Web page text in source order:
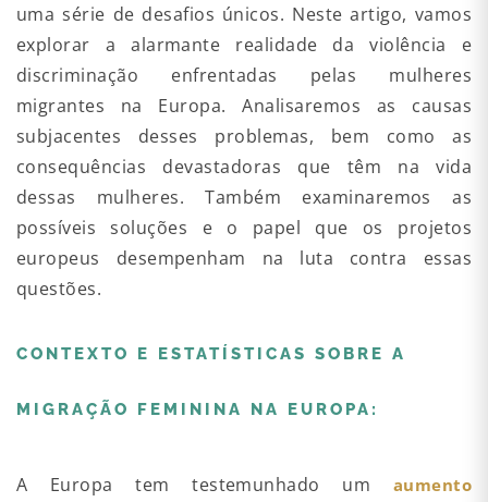
uma série de desafios únicos. Neste artigo, vamos
explorar a alarmante realidade da violência e
discriminação enfrentadas pelas mulheres
migrantes na Europa. Analisaremos as causas
subjacentes desses problemas, bem como as
consequências devastadoras que têm na vida
dessas mulheres. Também examinaremos as
possíveis soluções e o papel que os projetos
europeus desempenham na luta contra essas
questões.
CONTEXTO E ESTATÍSTICAS SOBRE A
MIGRAÇÃO FEMININA NA EUROPA:
A Europa tem testemunhado um aumento